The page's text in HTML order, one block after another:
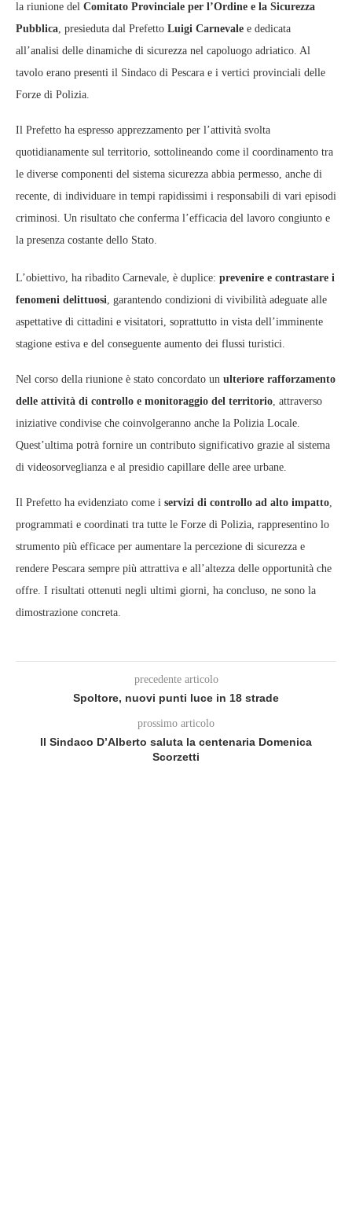
la riunione del Comitato Provinciale per l’Ordine e la Sicurezza
Pubblica, presieduta dal Prefetto Luigi Carnevale e dedicata
all’analisi delle dinamiche di sicurezza nel capoluogo adriatico. Al
tavolo erano presenti il Sindaco di Pescara e i vertici provinciali delle
Forze di Polizia.
Il Prefetto ha espresso apprezzamento per l’attività svolta
quotidianamente sul territorio, sottolineando come il coordinamento tra
le diverse componenti del sistema sicurezza abbia permesso, anche di
recente, di individuare in tempi rapidissimi i responsabili di vari episodi
criminosi. Un risultato che conferma l’efficacia del lavoro congiunto e
la presenza costante dello Stato.
L’obiettivo, ha ribadito Carnevale, è duplice: prevenire e contrastare i
fenomeni delittuosi, garantendo condizioni di vivibilità adeguate alle
aspettative di cittadini e visitatori, soprattutto in vista dell’imminente
stagione estiva e del conseguente aumento dei flussi turistici.
Nel corso della riunione è stato concordato un ulteriore rafforzamento
delle attività di controllo e monitoraggio del territorio, attraverso
iniziative condivise che coinvolgeranno anche la Polizia Locale.
Quest’ultima potrà fornire un contributo significativo grazie al sistema
di videosorveglianza e al presidio capillare delle aree urbane.
Il Prefetto ha evidenziato come i servizi di controllo ad alto impatto,
programmati e coordinati tra tutte le Forze di Polizia, rappresentino lo
strumento più efficace per aumentare la percezione di sicurezza e
rendere Pescara sempre più attrattiva e all’altezza delle opportunità che
offre. I risultati ottenuti negli ultimi giorni, ha concluso, ne sono la
dimostrazione concreta.
precedente articolo
Spoltore, nuovi punti luce in 18 strade
prossimo articolo
Il Sindaco D’Alberto saluta la centenaria Domenica
Scorzetti